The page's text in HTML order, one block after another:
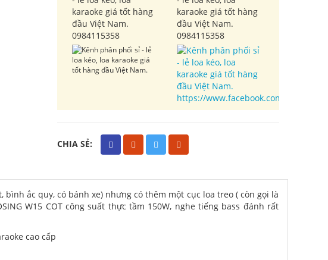
0984115358 0984115358
https://www.facebook.com/
CHIA SẺ:
ắc quy, có bánh xe) nhưng có thêm một cục loa treo ( còn gọi là
W15 COT công suất thực tầm 150W, nghe tiếng bass đánh rất